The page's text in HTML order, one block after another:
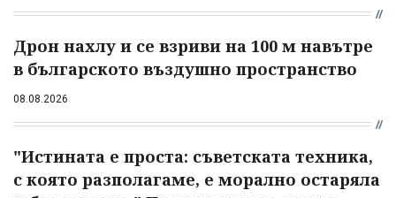
Дрон нахлу и се взриви на 100 м навътре
в българското въздушно пространство
08.08.2026
"Истината е проста: съветската техника,
с която разполагаме, е морално остаряла